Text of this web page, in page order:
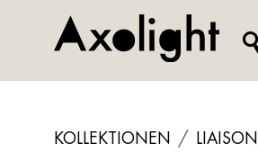
KOLLEKTIONEN LIAISON